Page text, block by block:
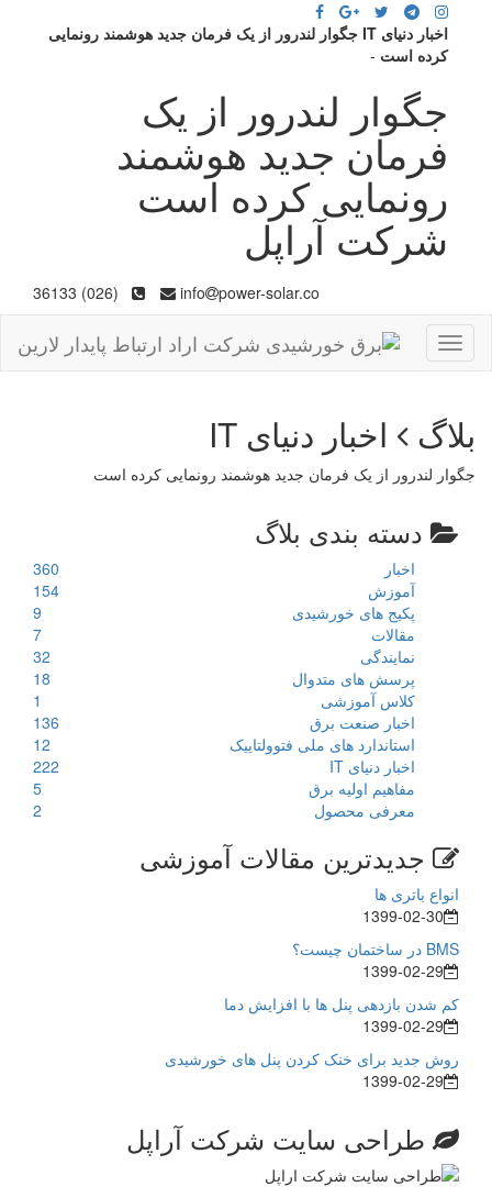
اخبار دنیای IT جگوار لندرور از یک فرمان جدید هوشمند رونمایی
کرده است -
جگوار لندرور از یک
فرمان جدید هوشمند
رونمایی کرده است
شرکت آراپل
info power-solar.co
(026) 36133
Toggle
navigation
بلاگ اخبار دنیای IT
جگوار لندرور از یک فرمان جدید هوشمند رونمایی کرده است
دسته بندی بلاگ
اخبار
360
آموزش
154
پکیج های خورشیدی
9
مقالات
7
نمایندگی
32
پرسش های متدوال
18
کلاس آموزشی
1
اخبار صنعت برق
136
استاندارد های ملی فتوولتاییک
12
اخبار دنیای IT
222
مفاهیم اولیه برق
5
معرفی محصول
2
جدیدترین مقالات آموزشی
انواع باتری ها
1399-02-30
BMS در ساختمان چیست؟
1399-02-29
کم شدن بازدهی پنل ها با افزایش دما
1399-02-29
روش جدید برای خنک کردن پنل های خورشیدی
1399-02-29
طراحی سایت شرکت آراپل